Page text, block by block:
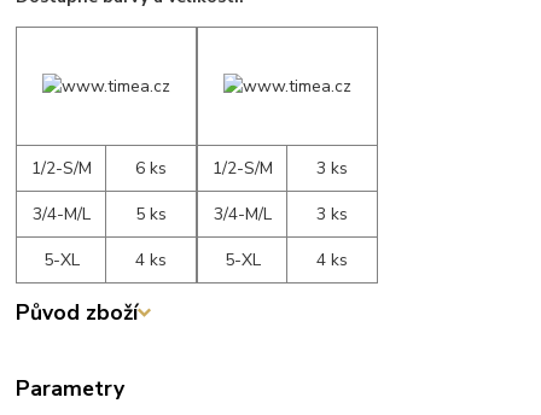
1/2-S/M
6 ks
3/4-M/L
5 ks
5-XL
4 ks
1/2-S/M
3 ks
3/4-M/L
3 ks
5-XL
4 ks
Původ zboží
Parametry